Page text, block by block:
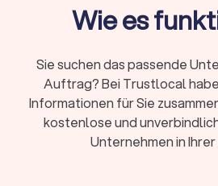
können Energieberater
individuelle Sanierungsfahrpläne
einer verbesserten Umweltbilanz.
Kosten und Förderung der
Wie es
Sie suchen das passende
Auftrag? Bei Trustlocal
Informationen für Sie
kostenlose und
Unternehmen in Ihrer